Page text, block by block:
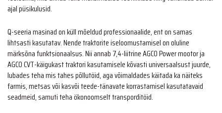
ajal püsikulusid.
Q-seeria masinad on küll mõeldud professionaalide, ent on samas
lihtsasti kasutatav. Nende traktorite iseloomustamisel on oluline
märksõna funktsionaalsus. Nii annab 7,4-liitrine AGCO Power mootor ja
AGCO CVT-käigukast traktori kasutamisele kõvasti universaalsust juurde,
lubades teha mis tahes põllutöid, aga võimaldades käitada ka näiteks
farmis, metsas või kasvõi teede-tänavate korrastamisel kasutatavaid
seadmeid, samuti teha ökonoomselt transporditöid.